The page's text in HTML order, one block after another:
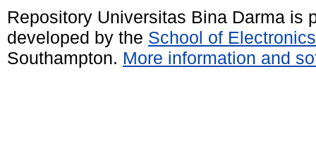
Repository Universitas Bina Darma is
developed by the School of
Southampton. More information and